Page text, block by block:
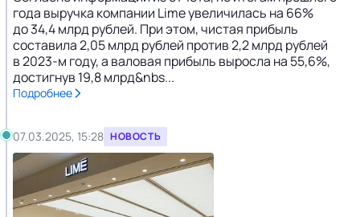
года выручка компании Lime увеличилась на 66%
до 34,4 млрд рублей. При этом, чистая прибыль
составила 2,05 млрд рублей против 2,2 млрд рублей
в 2023-м году, а валовая прибыль выросла на 55,6%,
достигнув 19,8 млрд&nbs...
Подробнее
07.03.2025, 15:28 НОВОСТЬ